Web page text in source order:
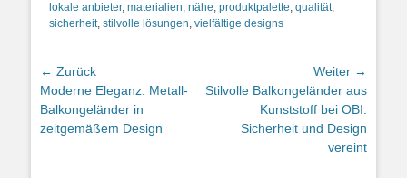
lokale anbieter, materialien, nähe, produktpalette, qualität,
sicherheit, stilvolle lösungen, vielfältige designs
Beitragsnavigation
← Zurück
Vorheriger
Beitrag:
Moderne Eleganz: Metall-
Balkongeländer in
zeitgemäßem Design
Weiter →
Nächster
Stilvolle Balkongeländer aus
Kunststoff bei OBI:
Sicherheit und Design
vereint